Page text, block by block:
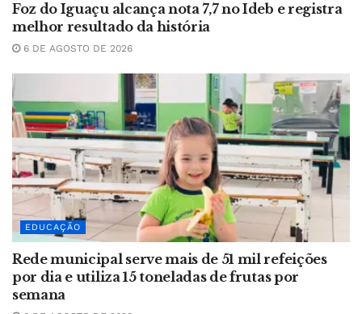
Foz do Iguaçu alcança nota 7,7 no Ideb e registra
melhor resultado da história
6 DE AGOSTO DE 2026
EDUCAÇÃO
Rede municipal serve mais de 51 mil refeições
por dia e utiliza 15 toneladas de frutas por
semana